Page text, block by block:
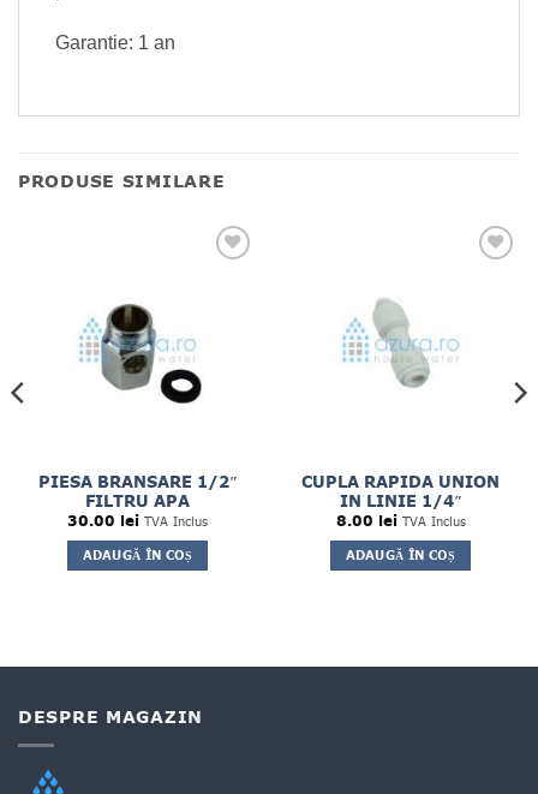
Garantie: 1 an
PRODUSE SIMILARE
PIESA BRANSARE 1/2″
FILTRU APA
30.00 lei TVA Inclus
ADAUGĂ ÎN COȘ
CUPLA RAPIDA UNION
IN LINIE 1/4″
8.00 lei TVA Inclus
ADAUGĂ ÎN COȘ
DESPRE MAGAZIN